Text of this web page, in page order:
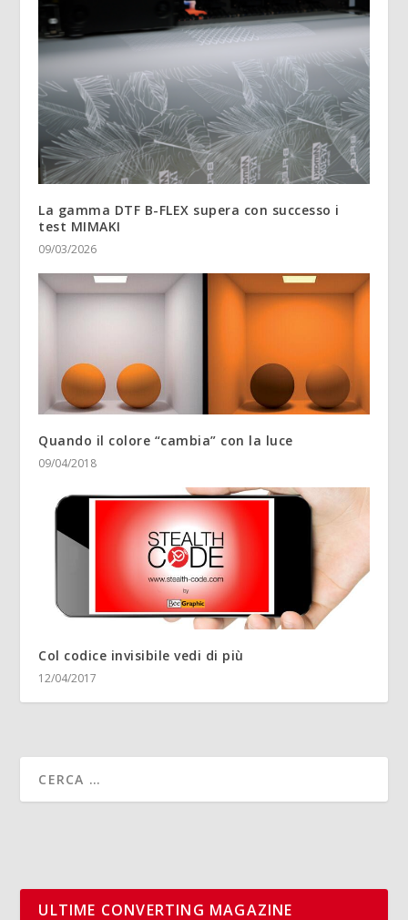
La gamma DTF B-FLEX supera con successo i
test MIMAKI
09/03/2026
Quando il colore “cambia” con la luce
09/04/2018
Col codice invisibile vedi di più
12/04/2017
ULTIME CONVERTING MAGAZINE